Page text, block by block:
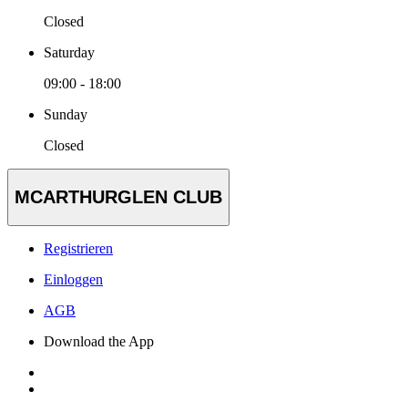
Closed
Saturday
09:00 - 18:00
Sunday
Closed
MCARTHURGLEN CLUB
Registrieren
Einloggen
AGB
Download the App